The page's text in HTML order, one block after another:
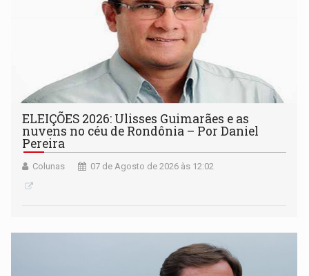
ELEIÇÕES 2026: Ulisses Guimarães e as
nuvens no céu de Rondônia – Por Daniel
Pereira
Colunas 07 de Agosto de 2026 às 12:02